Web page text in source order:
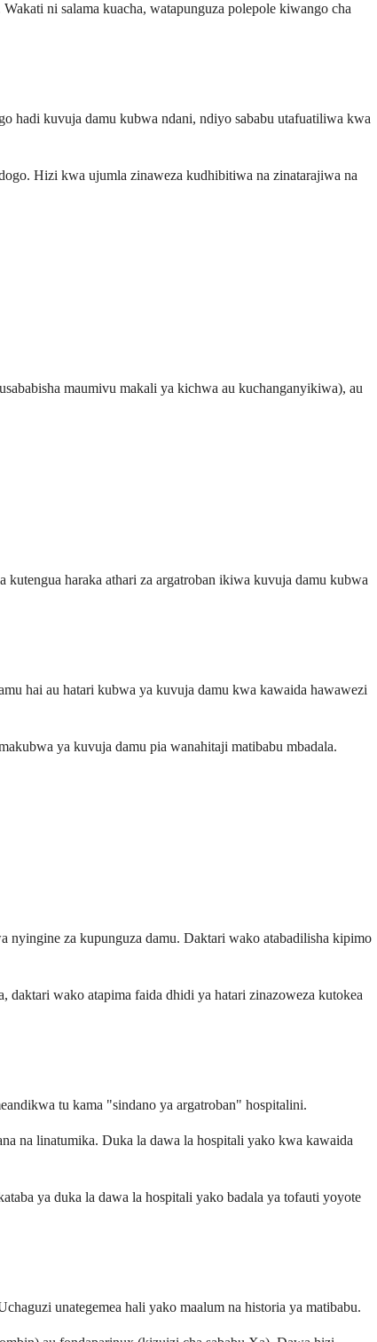
ni salama kuacha, watapunguza polepole kiwango cha
hadi kuvuja damu kubwa ndani, ndiyo sababu utafuatiliwa kwa
Hizi kwa ujumla zinaweza kudhibitiwa na zinatarajiwa na
maumivu makali ya kichwa au kuchanganyikiwa), au
haraka athari za argatroban ikiwa kuvuja damu kubwa
hai au hatari kubwa ya kuvuja damu kwa kawaida hawawezi
ya kuvuja damu pia wanahitaji matibabu mbadala.
za kupunguza damu. Daktari wako atabadilisha kipimo
wako atapima faida dhidi ya hatari zinazoweza kutokea
tu kama "sindano ya argatroban" hospitalini.
na linatumika. Duka la dawa la hospitali yako kwa kawaida
ya duka la dawa la hospitali yako badala ya tofauti yoyote
unategemea hali yako maalum na historia ya matibabu.